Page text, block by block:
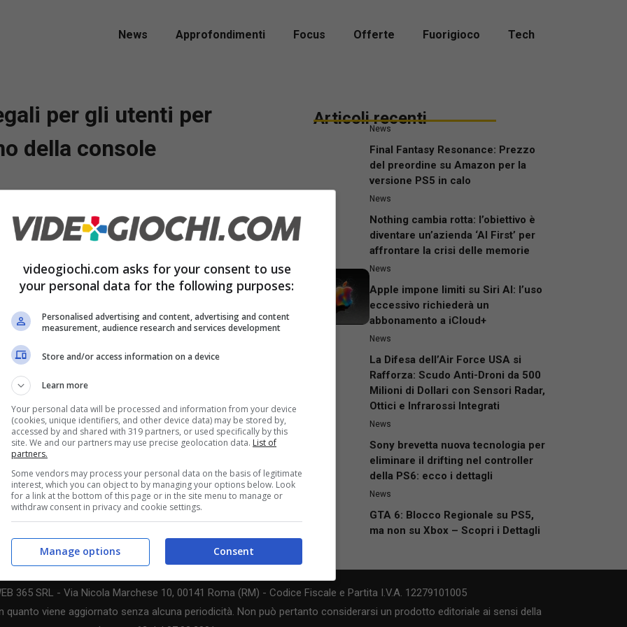
News Approfondimenti Focus Offerte Fuorigioco Tech
per gli utenti per
della console
One (22 novembre),Microsoft ha deciso di
della console con fantastici regali, tra
profilo e la dashboard. Tali contenuti
nel primo anno di vita della console, la
come le oltre due miliardi di ore di gioco
guadagnati in totale dai giocatori
Articoli recenti
News
Final Fantasy Resonance: Prezzo
del preordine su Amazon per la
versione PS5 in calo
News
Nothing cambia rotta: l’obiettivo è
diventare un’azienda ‘AI First’ per
affrontare la crisi delle memorie
News
Apple impone limiti su Siri AI: l’uso
eccessivo richiederà un
abbonamento a iCloud+
News
La Difesa dell’Air Force USA si
Rafforza: Scudo Anti-Droni da 500
Milioni di Dollari con Sensori Radar,
Ottici e Infrarossi Integrati
News
Sony brevetta nuova tecnologia per
eliminare il drifting nel controller
della PS6: ecco i dettagli
News
GTA 6: Blocco Regionale su PS5,
ma non su Xbox – Scopri i Dettagli
365 SRL - Via Nicola Marchese 10, 00141 Roma (RM) - Codice Fiscale e Partita I.V.A. 12279101005
viene aggiornato senza alcuna periodicità. Non può pertanto considerarsi un prodotto editoriale ai sensi della
videogiochi.com asks for your consent to use
your personal data for the following purposes:
Personalised advertising and content, advertising and content
measurement, audience research and services development
Store and/or access information on a device
Learn more
Your personal data will be processed and information from your device
(cookies, unique identifiers, and other device data) may be stored by,
accessed by and shared with 319 partners, or used specifically by this
site. We and our partners may use precise geolocation data. List of
partners.
Some vendors may process your personal data on the basis of legitimate
interest, which you can object to by managing your options below. Look
for a link at the bottom of this page or in the site menu to manage or
withdraw consent in privacy and cookie settings.
Consent
Manage options